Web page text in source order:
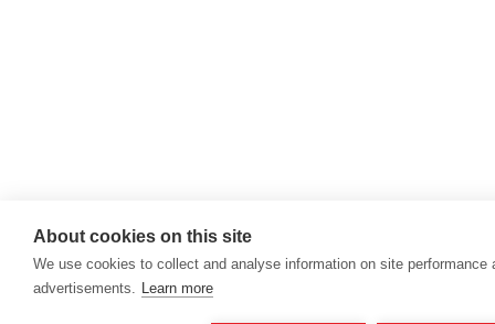
About cookies on this site
We use cookies to collect and analyse information on site
advertisements. Learn more